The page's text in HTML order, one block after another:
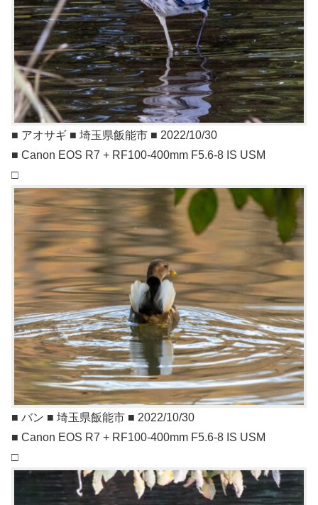
■ アオサギ ■ 埼玉県飯能市 ■ 2022/10/30
■ Canon EOS R7 + RF100-400mm F5.6-8 IS USM
□
■ バン ■ 埼玉県飯能市 ■ 2022/10/30
■ Canon EOS R7 + RF100-400mm F5.6-8 IS USM
□